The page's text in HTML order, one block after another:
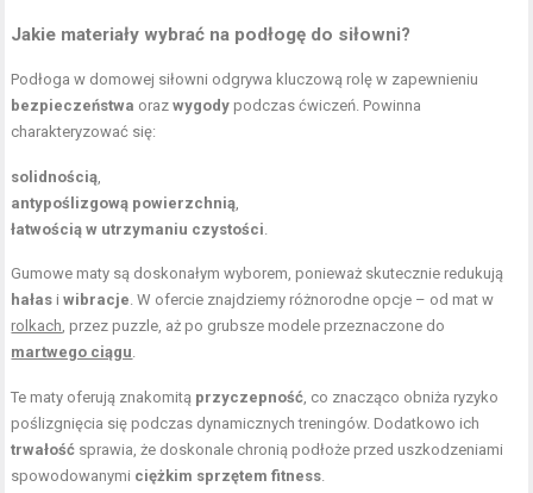
Jakie materiały wybrać na podłogę do siłowni?
Podłoga w domowej siłowni odgrywa kluczową rolę w zapewnieniu
bezpieczeństwa orazwygody podczas ćwiczeń. Powinna
charakteryzować się:
solidnością,
antypoślizgową powierzchnią,
łatwością w utrzymaniu czystości.
Gumowe maty są doskonałym wyborem, ponieważ skutecznie redukują
hałas iwibracje. W ofercie znajdziemy różnorodne opcje – od mat w
rolkach, przez puzzle, aż po grubsze modele przeznaczone do
martwego ciągu.
Te maty oferują znakomitą przyczepność, co znacząco obniża ryzyko
poślizgnięcia się podczas dynamicznych treningów. Dodatkowo ich
trwałość sprawia, że doskonale chronią podłoże przed uszkodzeniami
spowodowanymi ciężkim sprzętem fitness.